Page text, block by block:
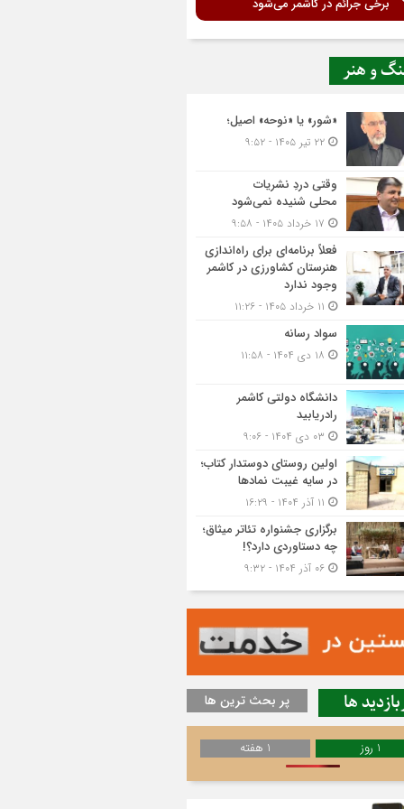
و هنر
«شور» یا «نوحه» اصیل؛
وقتی دردِ نشریات
محلی شنیده نمی‌شود
فعلاً برنامه‌ای برای راه‌اندازی
هنرستان کشاورزی در کاشمر
وجود ندارد
سواد رسانه
دانشگاه دولتی کاشمر‌
رادریابید
اولین روستای دوستدار کتاب؛
در سایه غیبت نمادها
برگزاری جشنواره تئاتر میثاق؛
چه دستاوردی دارد؟!
ها پر بحث ترین ها
1 روز 1 هفته